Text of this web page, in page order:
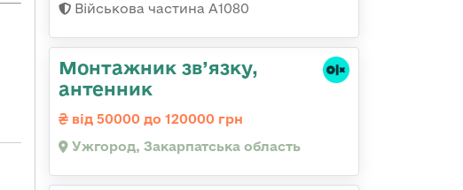
Військова частина А1080
Монтажник зв’язку,
антенник
від 50000 до 120000 грн
Ужгород, Закарпатська область